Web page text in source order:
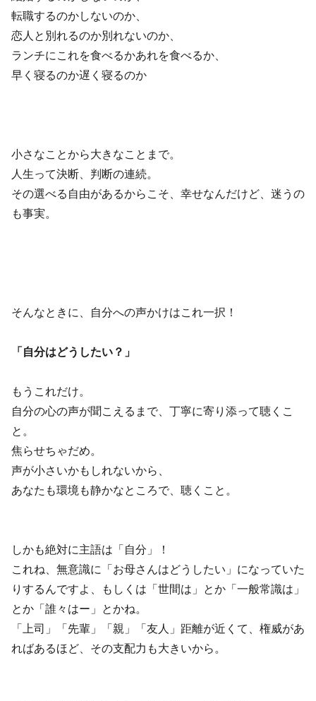
転職するのかしないのか、
恋人と別れるのか別れないのか、
ランチにこれを食べるかあれを食べるか、
早く寝るのか遅く寝るのか
小さなことから大きなことまで。
人生って決断、判断の連続。
その選べる自由があるからこそ、幸せなんだけど、迷うの
も事実。
そんなときに、自分への声かけはこれ一択！
「自分はどうしたい？」
もうこれだけ。
自分の心の声が聞こえるまで、丁寧に寄り添って聴くこ
と。
焦らせちゃだめ。
声が小さいかもしれないから、
あなたも環境も静かなところで、聴くこと。
しかも絶対に主語は「自分」！
これね、無意識に「お母さんはどうしたい」になっていた
りするんですよ、もしくは「世間は」とか「一般常識は」
とか「誰々はー」とかね。
「上司」「先輩」「親」「友人」距離が近くて、権威があ
ればあるほど、その支配力も大きいから。